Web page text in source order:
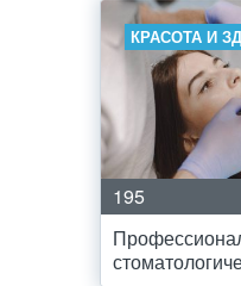
КРАСОТА И
195